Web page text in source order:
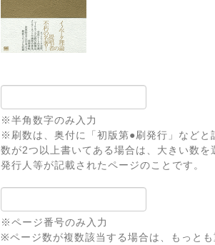
※半角数字のみ入力
※刷数は、奥付に「初版第●刷発行」などと
数が2つ以上書いてある場合は、大きい数
発行人等が記載されたページのことです。
※ページ番号のみ入力
※ページ数が複数該当する場合は、もっとも